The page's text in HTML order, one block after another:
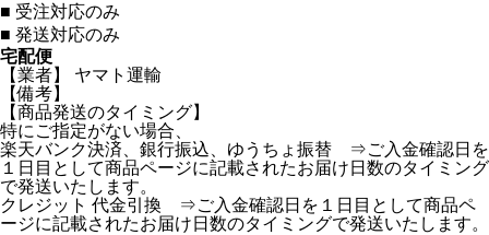
■ 受注対応のみ
■ 発送対応のみ
宅配便
【業者】 ヤマト運輸
【備考】
【商品発送のタイミング】
特にご指定がない場合、
楽天バンク決済、銀行振込、ゆうちょ振替 ⇒ご入金確認日を
１日目として商品ページに記載されたお届け日数のタイミング
で発送いたします。
クレジット 代金引換 ⇒ご入金確認日を１日目として商品ペ
ージに記載されたお届け日数のタイミングで発送いたします。